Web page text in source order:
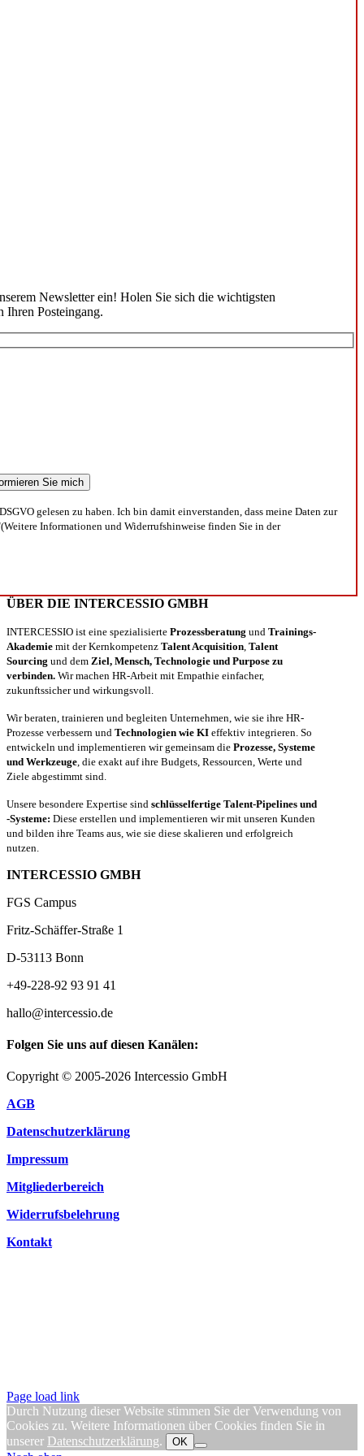
Newsletter ein! Holen Sie sich die wichtigsten
Ihren Posteingang.
gelesen zu haben. Ich bin damit einverstanden, dass meine Daten zur
Informationen und Widerrufshinweise finden Sie in der
ÜBER DIE INTERCESSIO GMBH
INTERCESSIO ist eine spezialisierte Prozessberatung und Trainings-
Akademie mit der Kernkompetenz Talent Acquisition Talent
Sourcing und dem Ziel, Mensch, Technologie und Purpose zu
verbinden. Wir machen HR-Arbeit mit Empathie einfacher,
zukunftssicher und wirkungsvoll.
Wir beraten, trainieren und begleiten Unternehmen, wie sie ihre HR-
Prozesse verbessern und Technologien wie KI effektiv integrieren. So
entwickeln und implementieren wir gemeinsam die Prozesse, Systeme
und Werkzeuge , die exakt auf ihre Budgets, Ressourcen, Werte und
Ziele abgestimmt sind.
Unsere besondere Expertise sind schlüsselfertige Talent-Pipelines und
-Systeme: Diese erstellen und implementieren wir mit unseren Kunden
und bilden ihre Teams aus, wie sie diese skalieren und erfolgreich
nutzen.
INTERCESSIO GMBH
FGS Campus
Fritz-Schäffer-Straße 1
D-53113 Bonn
+49-228-92 93 91 41
hallo@intercessio.de
Folgen Sie uns auf diesen Kanälen:
Copyright © 2005-2026 Intercessio GmbH
AGB
Datenschutzerklärung
Impressum
Mitgliederbereich
Widerrufsbelehrung
Kontakt
Page load link
Durch Nutzung dieser Website stimmen Sie der Verwendung von
Cookies zu. Weitere Informationen über Cookies finden Sie in
unserer Datenschutzerklärung. OK